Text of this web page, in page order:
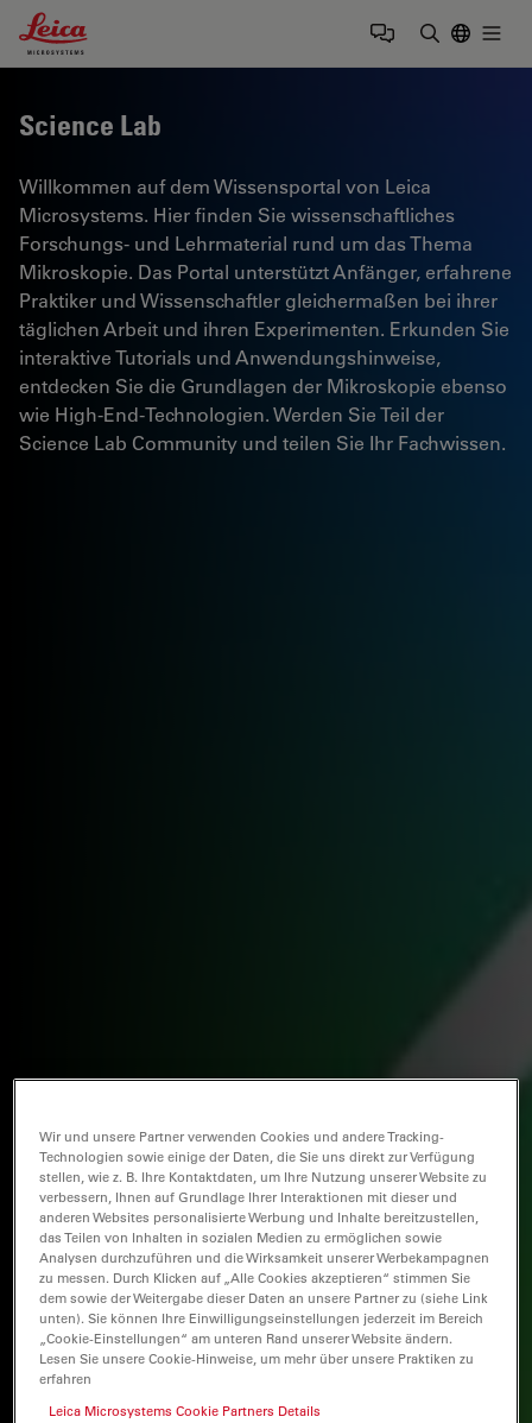
Leica Microsystems Logo
Science Lab
Willkommen auf dem Wissensportal von Leica
Microsystems. Hier finden Sie wissenschaftliches
Forschungs- und Lehrmaterial rund um das Thema
Mikroskopie. Das Portal unterstützt Anfänger, erfahrene
Praktiker und Wissenschaftler gleichermaßen bei ihrer
täglichen Arbeit und ihren Experimenten. Erkunden Sie
interaktive Tutorials und Anwendungshinweise,
entdecken Sie die Grundlagen der Mikroskopie ebenso
wie High-End-Technologien. Werden Sie Teil der
Science Lab Community und teilen Sie Ihr Fachwissen.
Wir und unsere Partner verwenden Cookies und andere Tracking-
Technologien sowie einige der Daten, die Sie uns direkt zur Verfügung
stellen, wie z. B. Ihre Kontaktdaten, um Ihre Nutzung unserer Website zu
verbessern, Ihnen auf Grundlage Ihrer Interaktionen mit dieser und
anderen Websites personalisierte Werbung und Inhalte bereitzustellen,
das Teilen von Inhalten in sozialen Medien zu ermöglichen sowie
Analysen durchzuführen und die Wirksamkeit unserer Werbekampagnen
zu messen. Durch Klicken auf „Alle Cookies akzeptieren“ stimmen Sie
dem sowie der Weitergabe dieser Daten an unsere Partner zu (siehe Link
unten). Sie können Ihre Einwilligungseinstellungen jederzeit im Bereich
„Cookie-Einstellungen“ am unteren Rand unserer Website ändern.
Lesen Sie unsere Cookie-Hinweise, um mehr über unsere Praktiken zu
erfahren
Leica Microsystems Cookie Partners Details